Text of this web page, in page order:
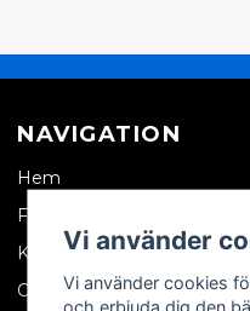
NAVIGATION
Hem
Företagskund
Kontakta oss
Om oss
Vi använder
Vi använder cookies
och erbjuda dig den